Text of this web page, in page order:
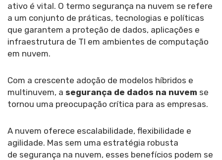
ativo é vital. O termo segurança na nuvem se refere
a um conjunto de práticas, tecnologias e políticas
que garantem a proteção de dados, aplicações e
infraestrutura de TI em ambientes de computação
em nuvem.
Com a crescente adoção de modelos híbridos e
multinuvem, a segurança de dados na nuvem se
tornou uma preocupação crítica para as empresas.
A nuvem oferece escalabilidade, flexibilidade e
agilidade. Mas sem uma estratégia robusta
de segurança na nuvem, esses benefícios podem se